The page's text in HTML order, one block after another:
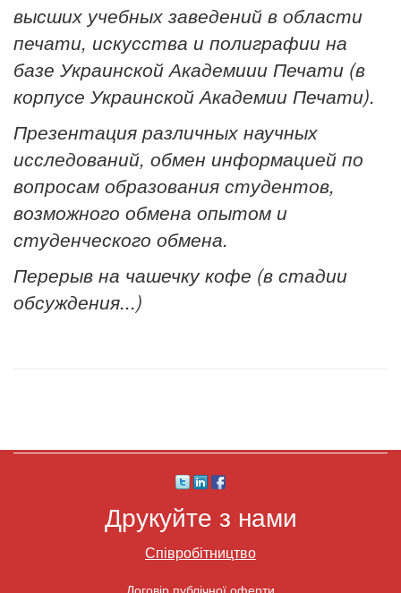
высших учебных заведений в области
печати, искусства и полиграфии на
базе Украинской Академиии Печати (в
корпусе Украинской Академии Печати).
Презентация различных научных
исследований, обмен информацией по
вопросам образования студентов,
возможного обмена опытом и
студенческого обмена.
Перерыв на чашечку кофе (в стадии
обсуждения...)
Друкуйте з нами
Співробітництво
Договір публічної оферти